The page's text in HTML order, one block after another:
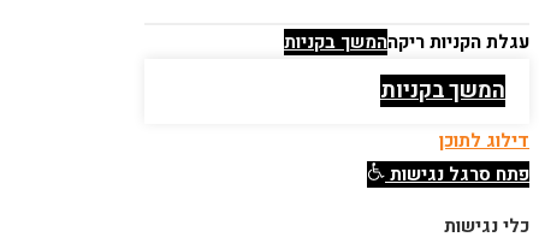
עגלת הקניות ריקההמשך בקניות
המשך בקניות
דילוג לתוכן
פתח סרגל נגישות
כלי נגישות